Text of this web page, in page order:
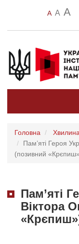
A A A
Головна
Пам’яті Героя
(позивний
Пам’яті
Віктора